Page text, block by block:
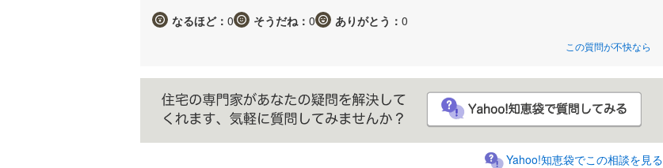
なるほど： 0 そうだね： 0 ありがとう： 0
この質問が不快なら
Yahoo!知恵袋でこの相談を見る